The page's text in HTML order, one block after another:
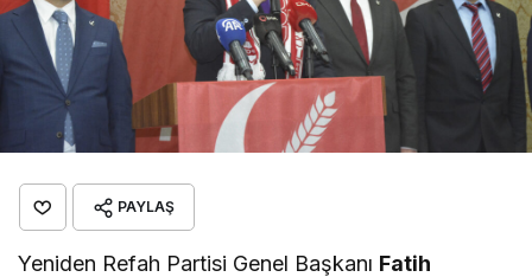
PAYLAŞ
Yeniden Refah Partisi Genel Başkanı Fatih